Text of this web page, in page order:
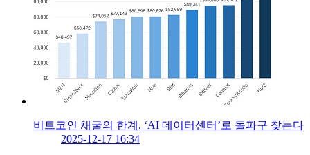
비트코인 채굴의 한계, ‘AI 데이터센터’로 돌파구 찾는다
2025-12-17 16:34